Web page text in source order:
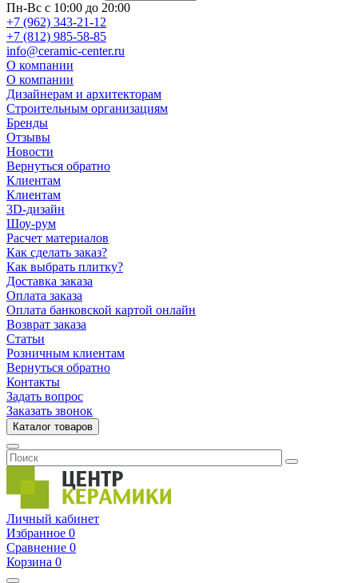
Пн-Вс с 10:00 до 20:00
+7 (962) 343-21-12
+7 (812) 985-58-85
info@ceramic-center.ru
О компании
О компании
Дизайнерам и архитекторам
Строительным организациям
Бренды
Отзывы
Новости
Вернуться обратно
Клиентам
Клиентам
3D-дизайн
Шоу-рум
Расчет материалов
Как сделать заказ?
Как выбрать плитку?
Доставка заказа
Оплата заказа
Оплата банковской картой онлайн
Возврат заказа
Статьи
Розничным клиентам
Вернуться обратно
Контакты
Задать вопрос
Заказать звонок
Каталог товаров
Личный кабинет
Избранное 0
Сравнение 0
Корзина 0